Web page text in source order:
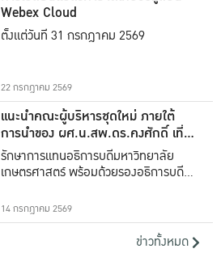
Webex Cloud
ตั้งแต่วันที่ 31 กรกฎาคม 2569
22 กรกฎาคม 2569
แนะนำคณะผู้บริหารชุดใหม่ ภายใต้
การนำของ ผศ.น.สพ.ดร.คงศักดิ์ เที่ยง
ธรรม
รักษาการแทนอธิการบดีมหาวิทยาลัย
เกษตรศาสตร์ พร้อมด้วยรองอธิการบดีทั้ง
14 กรกฎาคม 2569
ข่าวทั้งหมด